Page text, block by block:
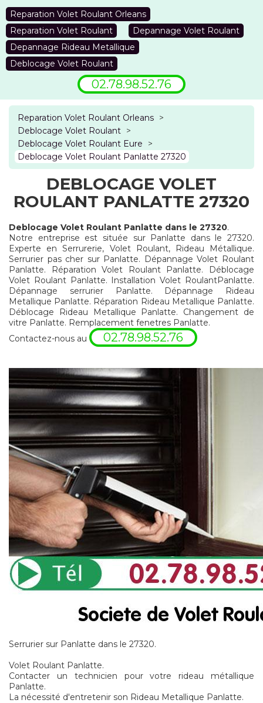
Reparation Volet Roulant Orleans
Reparation Volet Roulant
Depannage Volet Roulant
Depannage Rideau Metallique
Deblocage Volet Roulant
02.78.98.52.76
Reparation Volet Roulant Orleans >
Deblocage Volet Roulant >
Deblocage Volet Roulant Eure
>
Deblocage Volet Roulant Panlatte 27320
DEBLOCAGE VOLET
ROULANT PANLATTE 27320
Deblocage Volet Roulant Panlatte dans le 27320.
Notre entreprise est située sur Panlatte dans le 27320.
Experte en Serrurerie, Volet Roulant, Rideau Métallique.
Serrurier pas cher sur Panlatte. Dépannage Volet Roulant
Panlatte. Réparation Volet Roulant Panlatte. Déblocage
Volet Roulant Panlatte. Installation Volet RoulantPanlatte.
Dépannage serrurier Panlatte. Dépannage Rideau
Metallique Panlatte. Réparation Rideau Metallique Panlatte.
Déblocage Rideau Metallique Panlatte. Changement de
vitre Panlatte. Remplacement fenetres Panlatte.
Contactez-nous au
02.78.98.52.76
Serrurier sur Panlatte dans le 27320.
Volet Roulant Panlatte.
Contacter un technicien pour votre rideau métallique
Panlatte.
La nécessité d'entretenir son Rideau Metallique Panlatte.